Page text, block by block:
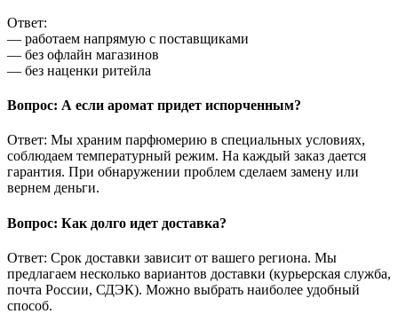
Ответ:
— работаем напрямую с поставщиками
— без офлайн магазинов
— без наценки ритейла
Вопрос: А если аромат придет испорченным?
Ответ: Мы храним парфюмерию в специальных условиях,
соблюдаем температурный режим. На каждый заказ дается
гарантия. При обнаружении проблем сделаем замену или
вернем деньги.
Вопрос: Как долго идет доставка?
Ответ: Срок доставки зависит от вашего региона. Мы
предлагаем несколько вариантов доставки (курьерская служба,
почта России, СДЭК). Можно выбрать наиболее удобный
способ.